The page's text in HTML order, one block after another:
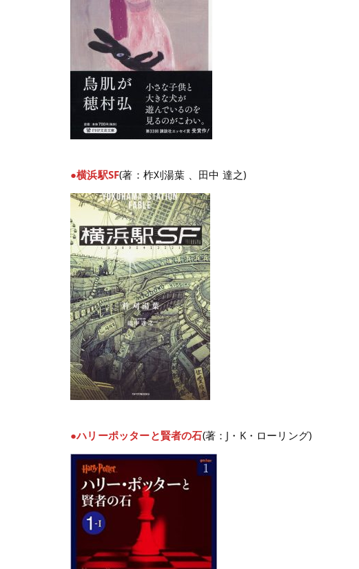
●横浜駅SF(著：柞刈湯葉 、田中 達之)
●ハリーポッターと賢者の石(著：J・K・ローリング)